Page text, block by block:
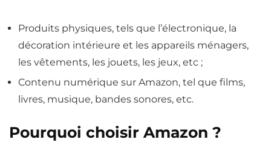
Produits physiques, tels que l’électronique, la
décoration intérieure et les appareils ménagers,
les vêtements, les jouets, les jeux, etc ;
Contenu numérique sur Amazon, tel que films,
livres, musique, bandes sonores, etc.
Pourquoi choisir Amazon ?